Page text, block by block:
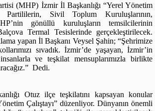
(MHP) İzmir İl Başkanlığı “Yerel Yönetim
Partililerin, Sivil Toplum Kuruluşlarının,
gönüllü kuruluşların temsilcilerinin
Termal Tesislerinde gerçekleştirilecek.
yapan İl Başkanı Veysel Şahin; “Şehrimize
sıvadık. İzmir’de yaşayan, İzmir’in
ve teşkilat mensuplarımızla birlikte
Dedi.
Otuz ilçe teşkilatını kapsayan konular
Çalıştayı” düzenliyor. Dünyanın önemli